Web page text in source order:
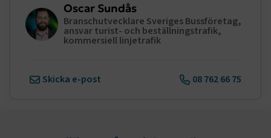
Oscar Sundås
Branschutvecklare Sveriges Bussföretag,
ansvar turist- och beställningstrafik,
kommersiell linjetrafik
Skicka e-post 08 762 66 75